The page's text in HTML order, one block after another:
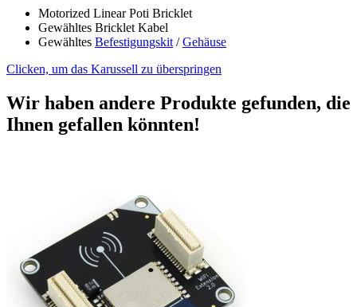
Motorized Linear Poti Bricklet
Gewähltes Bricklet Kabel
Gewähltes Befestigungskit /Gehäuse
Clicken, um das Karussell zu überspringen
Wir haben andere Produkte gefunden, die
Ihnen gefallen könnten!